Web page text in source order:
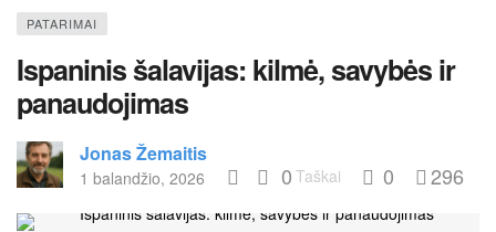
PATARIMAI
Ispaninis šalavijas: kilmė, savybės ir
panaudojimas
Jonas Žemaitis
1 balandžio, 2026 0 Taškai 0 296